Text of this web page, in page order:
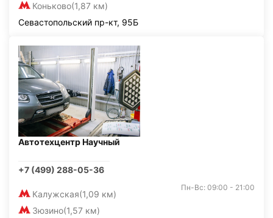
Коньково(1,87 км)
Севастопольский пр-кт, 95Б
Автотехцентр Научный
+7 (499) 288-05-36
Калужская(1,09 км)
Зюзино(1,57 км)
Пн-Вс: 09:00 - 21:00